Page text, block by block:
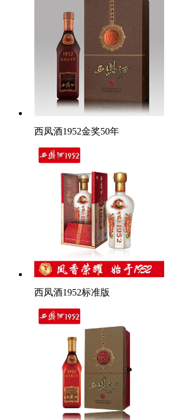
西凤酒1952金奖50年
西凤酒1952标准版